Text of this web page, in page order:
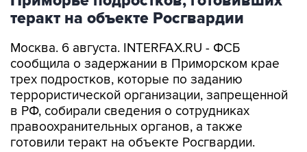
Москва. 6 августа. INTERFAX.RU - ФСБ
трех подростков, которые по заданию
террористической организации, запрещенной
в РФ, собирали сведения о сотрудниках
правоохранительных органов, а также
готовили теракт на объекте Росгвардии.
Как объявил Центр общественных связей